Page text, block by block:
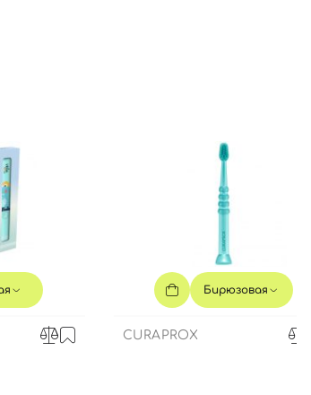
Бирюзовая
CURAPROX